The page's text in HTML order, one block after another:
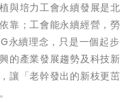
與培力工會永續發展是北
靠；工會能永續經營，勞
永續理念，只是一個起步
的產業發展趨勢及科技新
讓「老幹發出的新枝更茁